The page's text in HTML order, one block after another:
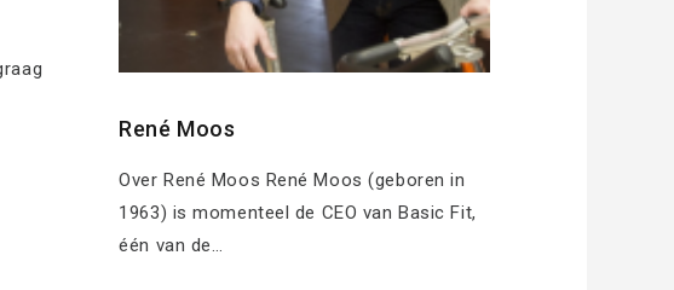
René Moos
Over René Moos René Moos (geboren in
1963) is momenteel de CEO van Basic Fit,
één van de…